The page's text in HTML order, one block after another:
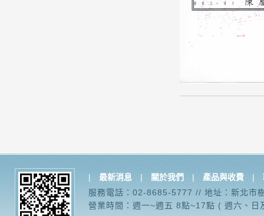
| 最新消息 | 關於我們 | 產品與收費 |
服務電話：02-8685-5777 // 地址：新北市
營業時間：週一~週五 8點~17點 ( 週六、日